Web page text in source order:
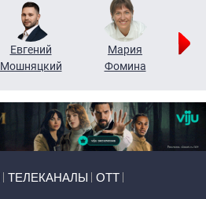
Евгений
Мошняцкий
Мария
Фомина
ТЕЛЕКАНАЛЫ ОТТ